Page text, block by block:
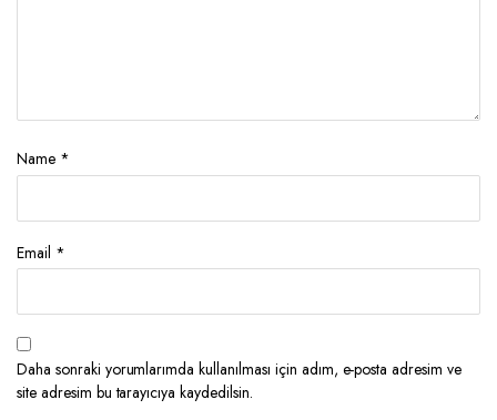
Name *
Email *
Daha sonraki yorumlarımda kullanılması için adım, e-posta adresim ve
site adresim bu tarayıcıya kaydedilsin.